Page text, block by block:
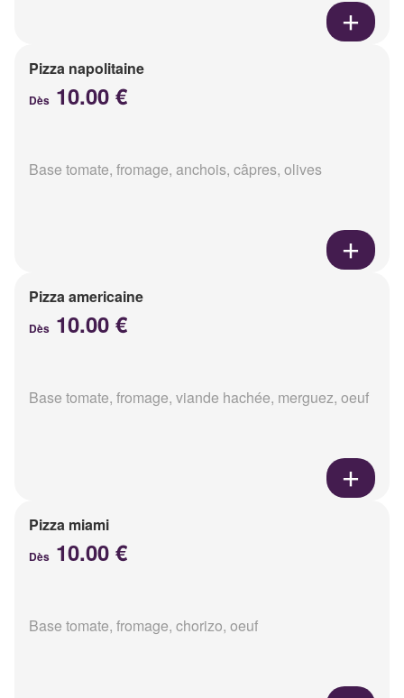
Pizza napolitaine
Dès 10.00 €
Base tomate, fromage, anchois, câpres, olives
Pizza americaine
Dès 10.00 €
Base tomate, fromage, viande hachée, merguez, oeuf
Pizza miami
Dès 10.00 €
Base tomate, fromage, chorizo, oeuf